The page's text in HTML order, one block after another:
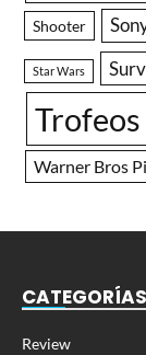
Shooter
Star Wars
Warner Bros
CATEGORÍAS
Review